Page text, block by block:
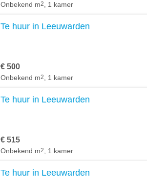
Onbekend m2 , 1 kamer
Te huur in Leeuwarden
€ 500
Onbekend m2 , 1 kamer
Te huur in Leeuwarden
€ 515
Onbekend m2 , 1 kamer
Te huur in Leeuwarden